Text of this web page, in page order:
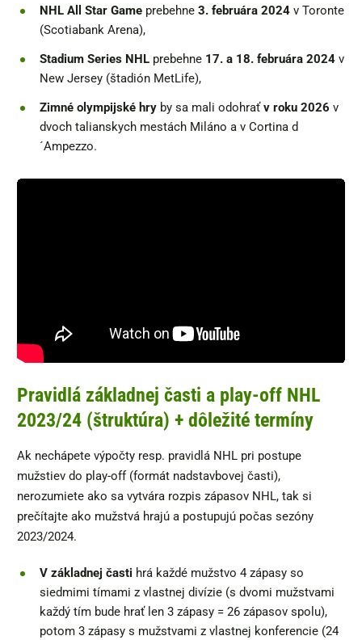
NHL All Star Game prebehne 3. februára 2024 v Toronte
(Scotiabank Arena),
Stadium Series NHL prebehne 17. a 18. februára 2024 v
New Jersey (štadión MetLife),
Zimné olympijské hry by sa mali odohraťv roku 2026 v
dvoch talianskych mestách Miláno a v Cortina d
´Ampezzo.
Pravidlá základnej časti a play-off NHL
2023/24 (štruktúra) + dôležité termíny
Ak nechápete výpočty resp. pravidlá NHL pri postupe
mužstiev do play-off (formát nadstavbovej časti),
nerozumiete ako sa vytvára rozpis zápasov NHL, tak si
prečítajte ako mužstvá hrajú a postupujú počas sezóny
2023/2024.
V základnej časti hrá každé mužstvo 4 zápasy so
siedmimi tímami z vlastnej divízie (s dvomi mužstvami
každý tím bude hrať len 3 zápasy = 26 zápasov spolu),
potom 3 zápasy s mužstvami z vlastnej konferencie (24